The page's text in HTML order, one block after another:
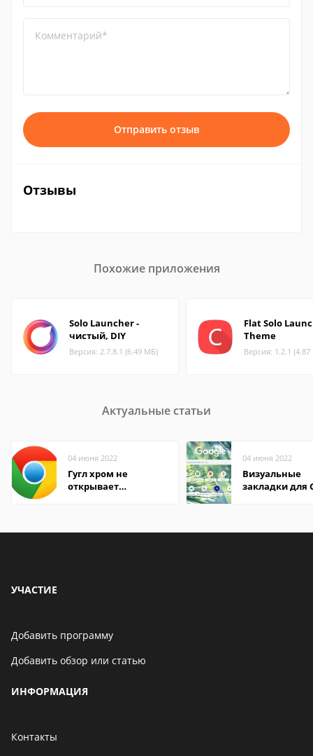
Комментарий*
Отправить отзыв
Отзывы
Похожие приложения
Solo Launcher -
чистый, DIY
Версия: 2.7.8.1 (6.49 МБ)
Flat Solo
Theme
Версия: 1.2.1
Актуальные статьи
04 июня 2022
Гугл хром не
открывает
04 июня 2022
Визуальные
закладки для
УЧАСТИЕ
Добавить программу
Добавить обзор или статью
ИНФОРМАЦИЯ
Контакты